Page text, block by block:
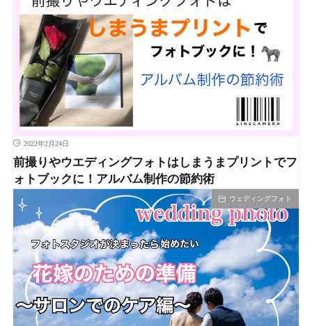
2022年2月24日
前撮りやウエディングフォトはしまうまプリントでフ
ォトブックに！アルバム制作の節約術
ウェディングフォト